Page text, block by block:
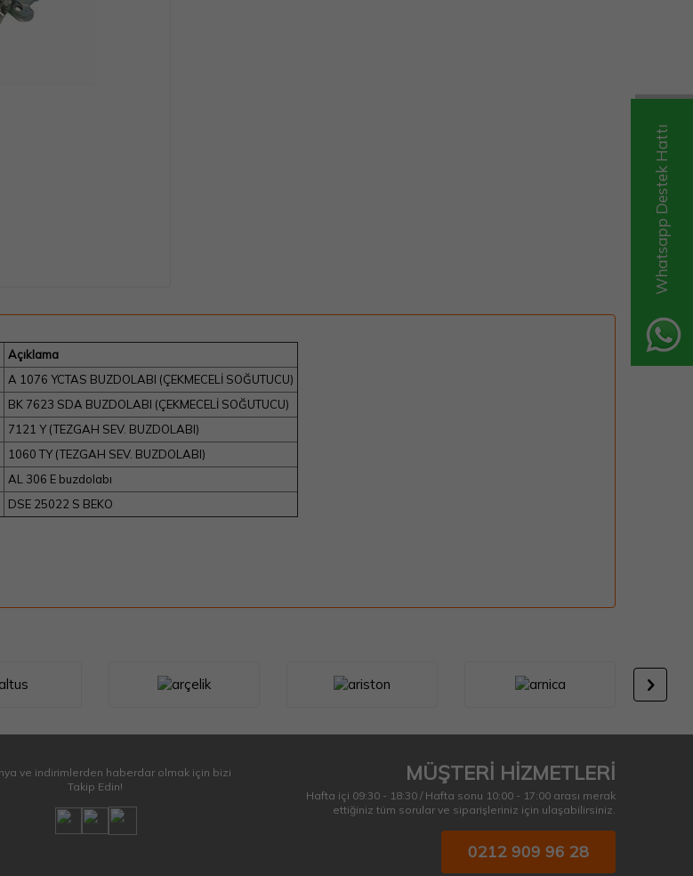
Whatsapp Destek Hattı
Açıklama
A 1076 YCTAS BUZDOLABI (ÇEKMECELİ SOĞUTUCU)
BK 7623 SDA BUZDOLABI (ÇEKMECELİ SOĞUTUCU)
7121 Y (TEZGAH SEV. BUZDOLABI)
1060 TY (TEZGAH SEV. BUZDOLABI)
AL 306 E buzdolabı
DSE 25022 S BEKO
ve indirimlerden haberdar olmak için bizi
Takip Edin!
MÜŞTERİ HİZMETLERİ
Hafta içi 09:30 - 18:30 / Hafta sonu 10:00 - 17:00 arası merak
ettiğiniz tüm sorular ve siparişleriniz için ulaşabilirsiniz.
0212 909 96 28